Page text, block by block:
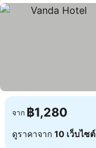
จาก ฿1,280
ดูราคาจาก 10 เว็บไซต์